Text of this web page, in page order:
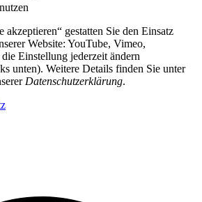
gestatten Sie den Einsatz
Website: YouTube, Vimeo,
Einstellung jederzeit ändern
unten). Weitere Details finden Sie unter
Datenschutzerklärung.